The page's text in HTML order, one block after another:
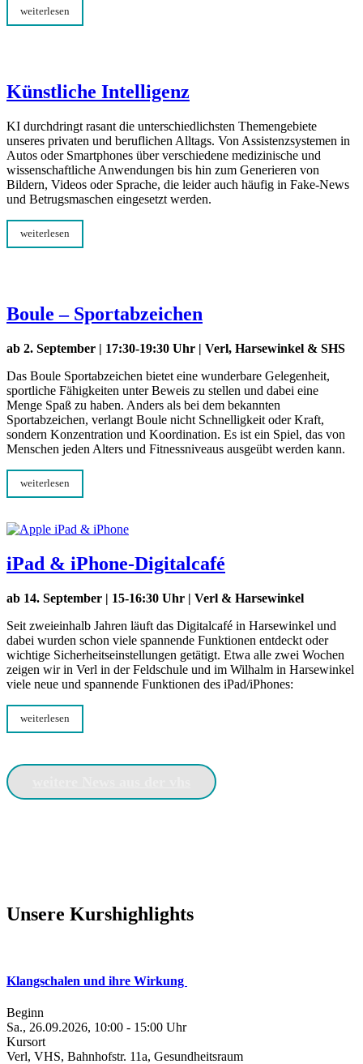
weiterlesen
Künstliche Intelligenz
KI durchdringt rasant die unterschiedlichsten Themengebiete
unseres privaten und beruflichen Alltags. Von Assistenzsystemen in
Autos oder Smartphones über verschiedene medizinische und
wissenschaftliche Anwendungen bis hin zum Generieren von
Bildern, Videos oder Sprache, die leider auch häufig in Fake-News
und Betrugsmaschen eingesetzt werden.
weiterlesen
Boule – Sportabzeichen
ab 2. September | 17:30-19:30 Uhr | Verl, Harsewinkel & SHS
Das Boule Sportabzeichen bietet eine wunderbare Gelegenheit,
sportliche Fähigkeiten unter Beweis zu stellen und dabei eine
Menge Spaß zu haben. Anders als bei dem bekannten
Sportabzeichen, verlangt Boule nicht Schnelligkeit oder Kraft,
sondern Konzentration und Koordination. Es ist ein Spiel, das von
Menschen jeden Alters und Fitnessniveaus ausgeübt werden kann.
weiterlesen
iPad & iPhone-Digitalcafé
ab 14. September | 15-16:30 Uhr | Verl & Harsewinkel
Seit zweieinhalb Jahren läuft das Digitalcafé in Harsewinkel und
dabei wurden schon viele spannende Funktionen entdeckt oder
wichtige Sicherheitseinstellungen getätigt. Etwa alle zwei Wochen
zeigen wir in Verl in der Feldschule und im Wilhalm in Harsewinkel
viele neue und spannende Funktionen des iPad/iPhones:
weiterlesen
Unsere Kurshighlights
Klangschalen und ihre Wirkung
Beginn
Sa., 26.09.2026, 10:00 - 15:00 Uhr
Kursort
Verl, VHS, Bahnhofstr. 11a, Gesundheitsraum